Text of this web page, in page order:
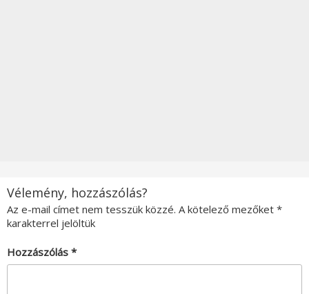
Vélemény, hozzászólás?
Az e-mail címet nem tesszük közzé. A kötelező mezőket *
karakterrel jelöltük
Hozzászólás *